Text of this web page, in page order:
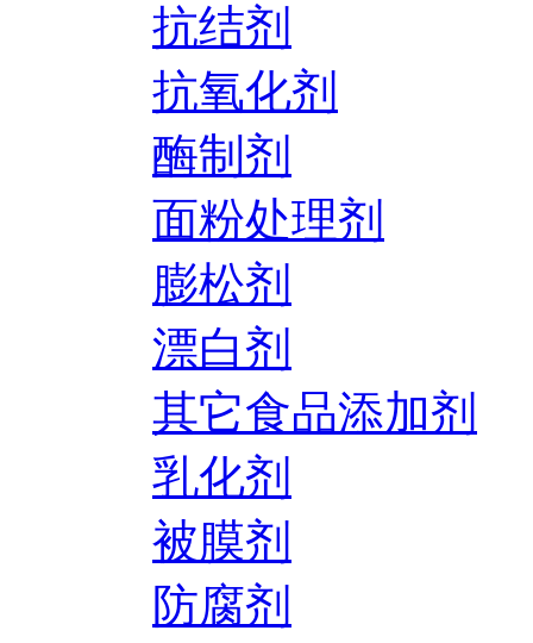
抗结剂
抗氧化剂
酶制剂
面粉处理剂
膨松剂
漂白剂
其它食品添加剂
乳化剂
被膜剂
防腐剂